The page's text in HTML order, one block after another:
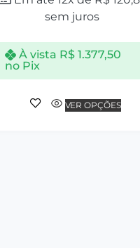
sem juros
À vista R$1.377,50
no Pix
VER OPÇÕES